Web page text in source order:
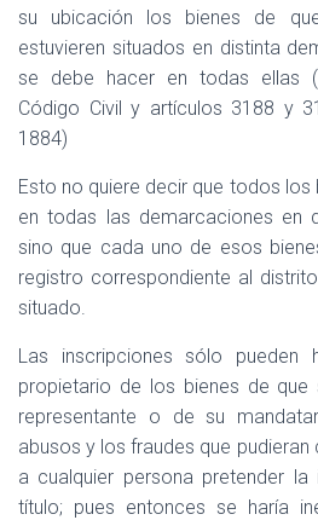
su ubicación los bienes de
estuvieren situados en distinta
se debe hacer en todas ellas
Código Civil y artículos 3188 y
1884)
Esto no quiere decir que todos los
en todas las demarcaciones en
sino que cada uno de esos
registro correspondiente al
situado.
Las inscripciones sólo pueden
propietario de los bienes de
representante o de su
abusos y los fraudes que
a cualquier persona pretender la
título; pues entonces se haría